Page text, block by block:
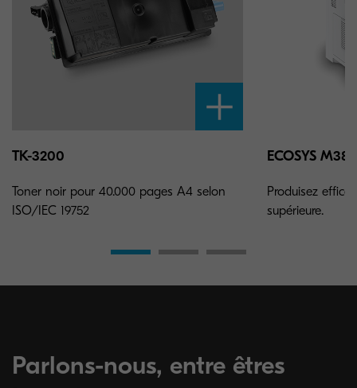
TK-3200
Toner noir pour 40.000 pages A4 selon
ISO/IEC 19752
ECOSYS
Produisez
supérieure.
Parlons-nous, entre êtres